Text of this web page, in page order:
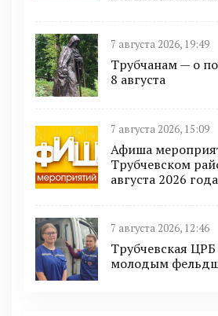
7 августа 2026, 19:49
Трубчанам — о
8 августа
7 августа 2026, 15:09
Афиша
Трубчевском
августа 2026 года
7 августа 2026, 12:46
Трубчевская
молодым